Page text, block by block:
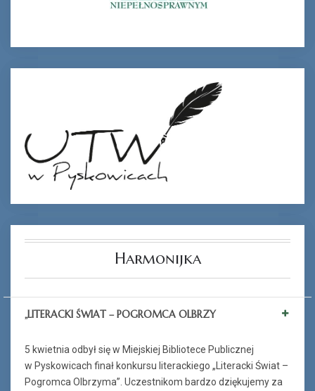
Harmonijka
„LITERACKI ŚWIAT – POGROMCA OLBRZY
5 kwietnia odbył się w Miejskiej Bibliotece Publicznej
w Pyskowicach finał konkursu literackiego „Literacki Świat –
Pogromca Olbrzyma”. Uczestnikom bardzo dziękujemy za